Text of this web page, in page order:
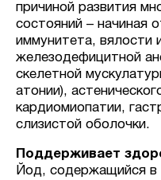
причиной развития
состояний – начиная
иммунитета, вялости
железодефицитной
скелетной
атонии),
кардиомиопатии,
слизистой оболочки.
Поддерживает
Йод, содержащийся в